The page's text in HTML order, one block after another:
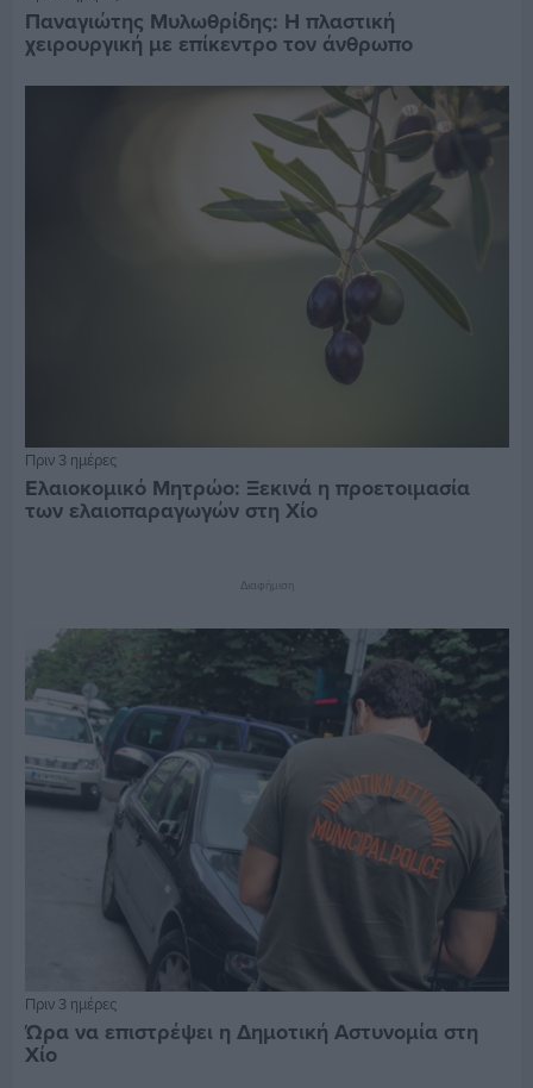
Παναγιώτης Μυλωθρίδης: Η πλαστική
χειρουργική με επίκεντρο τον άνθρωπο
Πριν 3 ημέρες
Ελαιοκομικό Μητρώο: Ξεκινά η προετοιμασία
των ελαιοπαραγωγών στη Χίο
Διαφήμιση
Πριν 3 ημέρες
Ώρα να επιστρέψει η Δημοτική Αστυνομία στη
Χίο